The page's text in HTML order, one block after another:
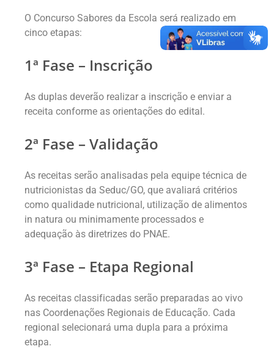
O Concurso Sabores da Escola será realizado em
cinco etapas:
1ª Fase – Inscrição
As duplas deverão realizar a inscrição e enviar a
receita conforme as orientações do edital.
2ª Fase – Validação
As receitas serão analisadas pela equipe técnica de
nutricionistas da Seduc/GO, que avaliará critérios
como qualidade nutricional, utilização de alimentos
in natura ou minimamente processados e
adequação às diretrizes do PNAE.
3ª Fase – Etapa Regional
As receitas classificadas serão preparadas ao vivo
nas Coordenações Regionais de Educação. Cada
regional selecionará uma dupla para a próxima
etapa.